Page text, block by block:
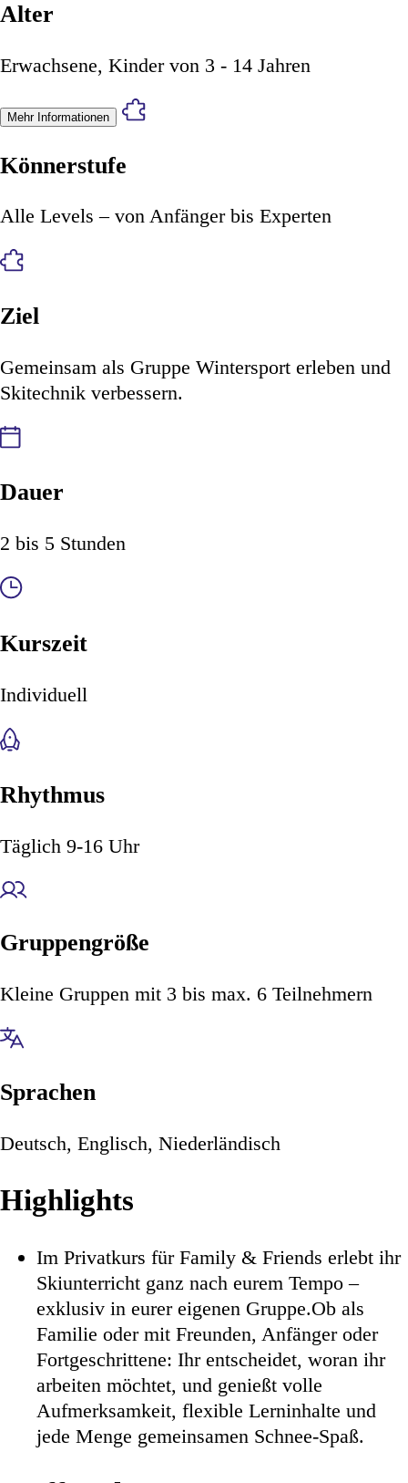
Alter
Erwachsene, Kinder von 3 - 14 Jahren
Mehr Informationen
Könnerstufe
Alle Levels – von Anfänger bis Experten
Ziel
Gemeinsam als Gruppe Wintersport erleben und
Skitechnik verbessern.
Dauer
2 bis 5 Stunden
Kurszeit
Individuell
Rhythmus
Täglich 9-16 Uhr
Gruppengröße
Kleine Gruppen mit 3 bis max. 6 Teilnehmern
Sprachen
Deutsch, Englisch, Niederländisch
Highlights
Im Privatkurs für Family & Friends erlebt ihr
Skiunterricht ganz nach eurem Tempo –
exklusiv in eurer eigenen Gruppe.Ob als
Familie oder mit Freunden, Anfänger oder
Fortgeschrittene: Ihr entscheidet, woran ihr
arbeiten möchtet, und genießt volle
Aufmerksamkeit, flexible Lerninhalte und
jede Menge gemeinsamen Schnee-Spaß.